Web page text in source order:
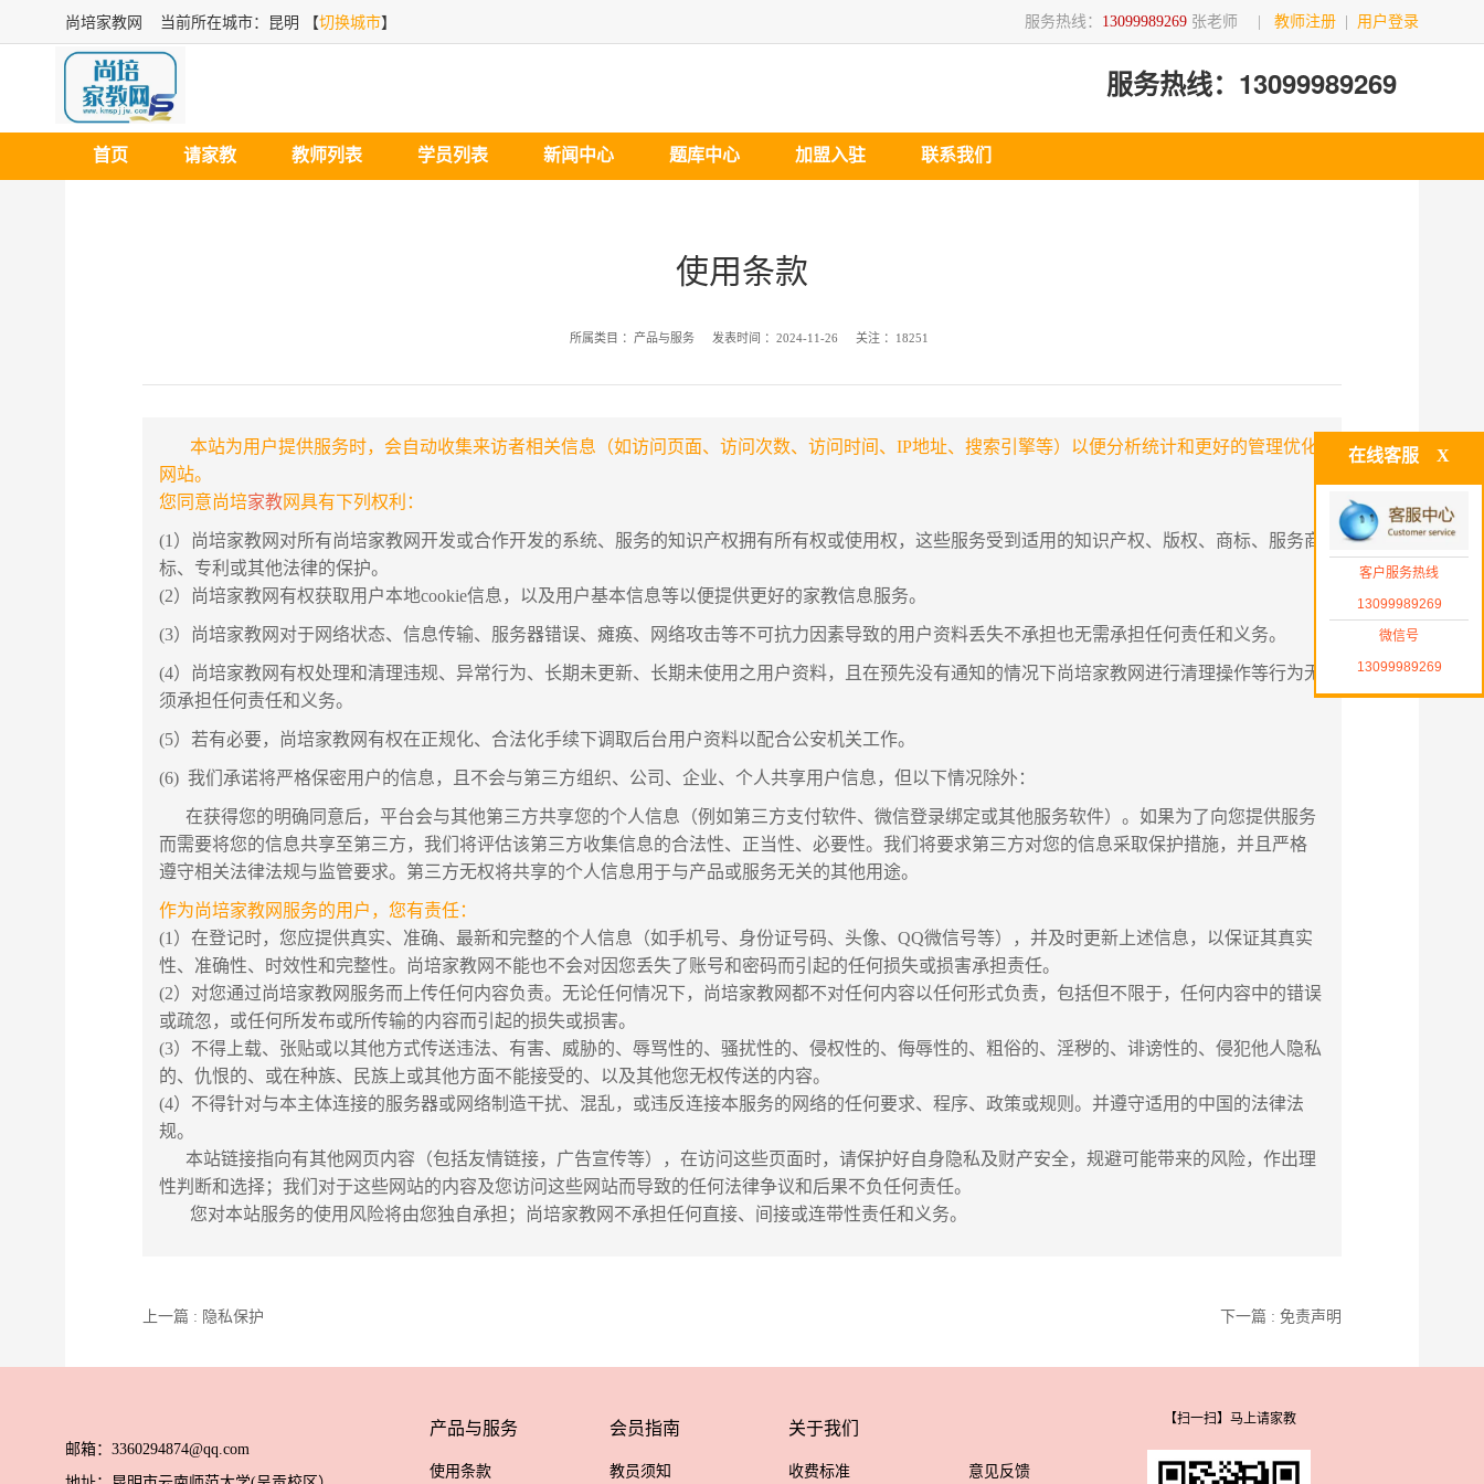
服务热线： 13099989269 张老师 教师注册 用户登录
尚培家教网 当前所在城市：昆明 【切换城市】
服务热线：13099989269
首页 请家教 教师列表 学员列表 新闻中心 题库中心 加盟入驻 联系我们
使用条款
所属类目 ： 产品与服务 发表时间 ： 2024-11-26 关注 ： 18251
本站为用户提供服务时，会自动收集来访者相关信息（如访问页面、访问次数、访问时间、IP地址、搜索引擎等）以便分析统计和更好的管理优化
网站。
您同意尚培家教网具有下列权利：
(1）尚培家教网对所有尚培家教网开发或合作开发的系统、服务的知识产权拥有所有权或使用权，这些服务受到适用的知识产权、版权、商标、服务商
标、专利或其他法律的保护。
(2）尚培家教网有权获取用户本地cookie信息，以及用户基本信息等以便提供更好的家教信息服务。
(3）尚培家教网对于网络状态、信息传输、服务器错误、瘫痪、网络攻击等不可抗力因素导致的用户资料丢失不承担也无需承担任何责任和义务。
(4）尚培家教网有权处理和清理违规、异常行为、长期未更新、长期未使用之用户资料，且在预先没有通知的情况下尚培家教网进行清理操作等行为无
须承担任何责任和义务。
(5）若有必要，尚培家教网有权在正规化、合法化手续下调取后台用户资料以配合公安机关工作。
(6) 我们承诺将严格保密用户的信息，且不会与第三方组织、公司、企业、个人共享用户信息，但以下情况除外：
在获得您的明确同意后，平台会与其他第三方共享您的个人信息（例如第三方支付软件、微信登录绑定或其他服务软件）。如果为了向您提供服务
而需要将您的信息共享至第三方，我们将评估该第三方收集信息的合法性、正当性、必要性。我们将要求第三方对您的信息采取保护措施，并且严格
遵守相关法律法规与监管要求。第三方无权将共享的个人信息用于与产品或服务无关的其他用途。
作为尚培家教网服务的用户，您有责任：
(1）在登记时，您应提供真实、准确、最新和完整的个人信息（如手机号、身份证号码、头像、QQ微信号等），并及时更新上述信息，以保证其真实
性、准确性、时效性和完整性。尚培家教网不能也不会对因您丢失了账号和密码而引起的任何损失或损害承担责任。
(2）对您通过尚培家教网服务而上传任何内容负责。无论任何情况下，尚培家教网都不对任何内容以任何形式负责，包括但不限于，任何内容中的错误
或疏忽，或任何所发布或所传输的内容而引起的损失或损害。
(3）不得上载、张贴或以其他方式传送违法、有害、威胁的、辱骂性的、骚扰性的、侵权性的、侮辱性的、粗俗的、淫秽的、诽谤性的、侵犯他人隐私
的、仇恨的、或在种族、民族上或其他方面不能接受的、以及其他您无权传送的内容。
(4）不得针对与本主体连接的服务器或网络制造干扰、混乱，或违反连接本服务的网络的任何要求、程序、政策或规则。并遵守适用的中国的法律法
规。
本站链接指向有其他网页内容（包括友情链接，广告宣传等），在访问这些页面时，请保护好自身隐私及财产安全，规避可能带来的风险，作出理
性判断和选择；我们对于这些网站的内容及您访问这些网站而导致的任何法律争议和后果不负任何责任。
您对本站服务的使用风险将由您独自承担；尚培家教网不承担任何直接、间接或连带性责任和义务。
上一篇 : 隐私保护 下一篇 : 免责声明
邮箱：3360294874@qq.com
产品与服务
使用条款
会员指南
教员须知
关于我们
收费标准 意见反馈
【扫一扫】马上请家教
在线客服 X
客户服务热线
13099989269
微信号
13099989269